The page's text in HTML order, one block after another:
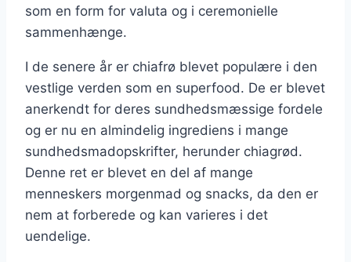
som en form for valuta og i ceremonielle
sammenhænge.
I de senere år er chiafrø blevet populære i den
vestlige verden som en superfood. De er blevet
anerkendt for deres sundhedsmæssige fordele
og er nu en almindelig ingrediens i mange
sundhedsmadopskrifter, herunder chiagrød.
Denne ret er blevet en del af mange
menneskers morgenmad og snacks, da den er
nem at forberede og kan varieres i det
uendelige.